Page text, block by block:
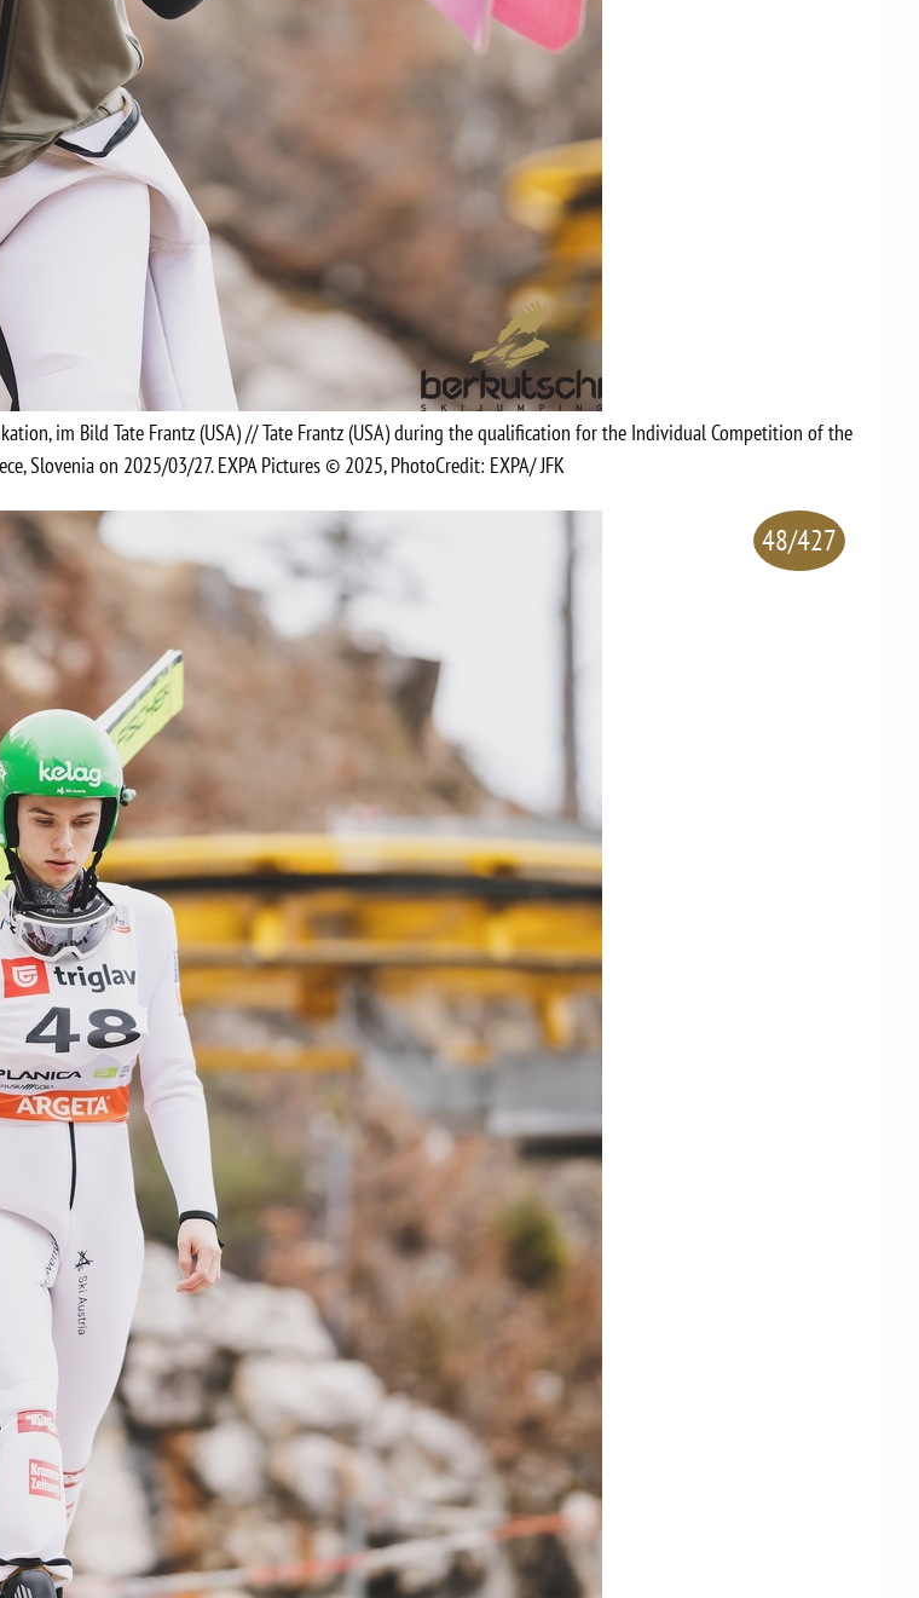
im Bild Tate Frantz (USA) // Tate Frantz (USA) during the qualification for the Individual Competition of the
Slovenia on 2025/03/27. EXPA Pictures © 2025, PhotoCredit: EXPA/ JFK
48/427